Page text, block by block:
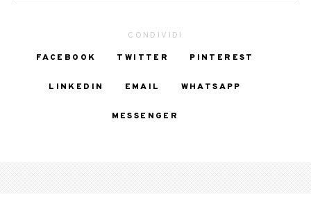
CONDIVIDI
FACEBOOK
TWITTER PINTEREST
LINKEDIN EMAIL WHATSAPP
MESSENGER